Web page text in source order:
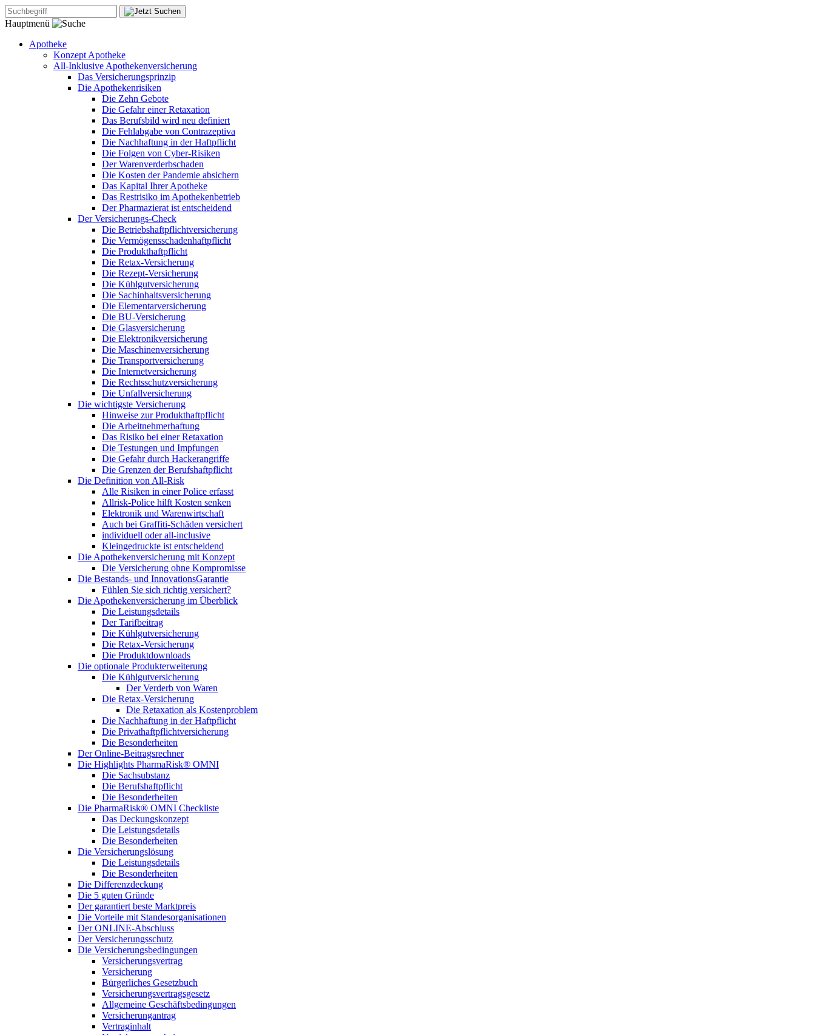
Hauptmenü
Apotheke
Konzept Apotheke
All-Inklusive Apothekenversicherung
Das Versicherungsprinzip
Die Apothekenrisiken
Die Zehn Gebote
Die Gefahr einer Retaxation
Das Berufsbild wird neu definiert
Die Fehlabgabe von Contrazeptiva
Die Nachhaftung in der Haftpflicht
Die Folgen von Cyber-Risiken
Der Warenverderbschaden
Die Kosten der Pandemie absichern
Das Kapital Ihrer Apotheke
Das Restrisiko im Apothekenbetrieb
Der Pharmazierat ist entscheidend
Der Versicherungs-Check
Die Betriebshaftpflichtversicherung
Die Vermögensschadenhaftpflicht
Die Produkthaftpflicht
Die Retax-Versicherung
Die Rezept-Versicherung
Die Kühlgutversicherung
Die Sachinhaltsversicherung
Die Elementarversicherung
Die BU-Versicherung
Die Glasversicherung
Die Elektronikversicherung
Die Maschinenversicherung
Die Transportversicherung
Die Internetversicherung
Die Rechtsschutzversicherung
Die Unfallversicherung
Die wichtigste Versicherung
Hinweise zur Produkthaftpflicht
Die Arbeitnehmerhaftung
Das Risiko bei einer Retaxation
Die Testungen und Impfungen
Die Gefahr durch Hackerangriffe
Die Grenzen der Berufshaftpflicht
Die Definition von All-Risk
Alle Risiken in einer Police erfasst
Allrisk-Police hilft Kosten senken
Elektronik und Warenwirtschaft
Auch bei Graffiti-Schäden versichert
individuell oder all-inclusive
Kleingedruckte ist entscheidend
Die Apothekenversicherung mit Konzept
Die Versicherung ohne Kompromisse
Die Bestands- und InnovationsGarantie
Fühlen Sie sich richtig versichert?
Die Apothekenversicherung im Überblick
Die Leistungsdetails
Der Tarifbeitrag
Die Kühlgutversicherung
Die Retax-Versicherung
Die Produktdownloads
Die optionale Produkterweiterung
Die Kühlgutversicherung
Der Verderb von Waren
Die Retax-Versicherung
Die Retaxation als Kostenproblem
Die Nachhaftung in der Haftpflicht
Die Privathaftpflichtversicherung
Die Besonderheiten
Der Online-Beitragsrechner
Die Highlights PharmaRisk® OMNI
Die Sachsubstanz
Die Berufshaftpflicht
Die Besonderheiten
Die PharmaRisk® OMNI Checkliste
Das Deckungskonzept
Die Leistungsdetails
Die Besonderheiten
Die Versicherungslösung
Die Leistungsdetails
Die Besonderheiten
Die Differenzdeckung
Die 5 guten Gründe
Der garantiert beste Marktpreis
Die Vorteile mit Standesorganisationen
Der ONLINE-Abschluss
Der Versicherungsschutz
Die Versicherungsbedingungen
Versicherungsvertrag
Versicherung
Bürgerliches Gesetzbuch
Versicherungsvertragsgesetz
Allgemeine Geschäftsbedingungen
Versicherungantrag
Vertraginhalt